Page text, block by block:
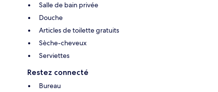
Salle de bain privée
Douche
Articles de toilette gratuits
Sèche-cheveux
Serviettes
Restez connecté
Bureau